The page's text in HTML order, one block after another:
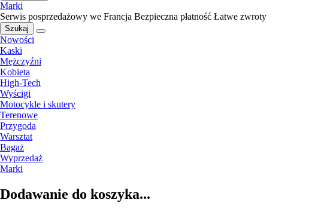
Marki
Serwis posprzedażowy we Francja Bezpieczna płatność Łatwe zwroty
Szukaj
Nowości
Kaski
Mężczyźni
Kobieta
High-Tech
Wyścigi
Motocykle i skutery
Terenowe
Przygoda
Warsztat
Bagaż
Wyprzedaż
Marki
Dodawanie do koszyka...